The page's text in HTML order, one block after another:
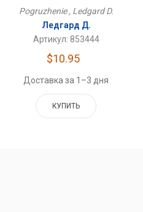
Pogruzhenie , Ledgard D.
Ледгард Д.
Артикул: 853444
$10.95
Доставка за 1–3 дня
КУПИТЬ